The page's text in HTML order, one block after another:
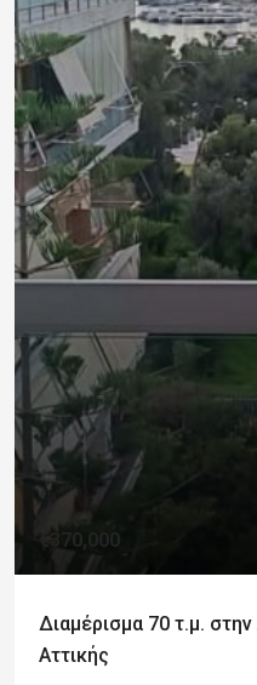
€370,000
Διαμέρισμα 70 τ.μ.
Αττικής